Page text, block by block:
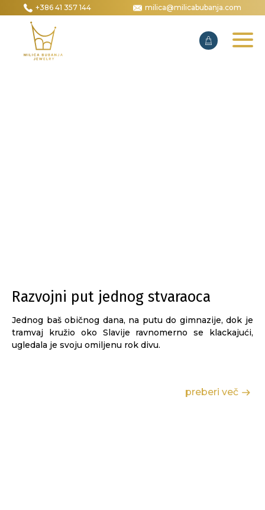
+386 41 357 144 milica@milicabubanja.com
Razvojni put jednog stvaraoca
Jednog baš običnog dana, na putu do gimnazije, dok je
tramvaj kružio oko Slavije ravnomerno se klackajući,
ugledala je svoju omiljenu rok divu.
preberi več